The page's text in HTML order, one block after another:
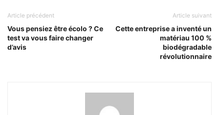
Article précédent
Vous pensiez être écolo ? Ce
test va vous faire changer
d’avis
Article suivant
Cette entreprise a inventé un
matériau 100 %
biodégradable
révolutionnaire